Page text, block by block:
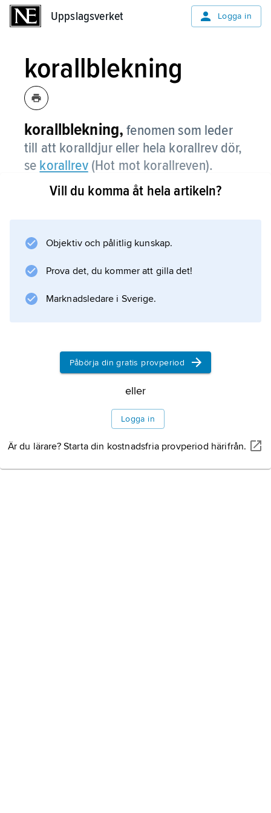
Uppslagsverket Logga in
korallblekning
korallblekning, fenomen som leder
till att koralldjur eller hela korallrev dör,
se korallrev(Hot mot korallreven).
Information om artikeln
Vill du komma åt hela artikeln?
Objektiv och pålitlig kunskap.
Prova det, du kommer att gilla det!
Marknadsledare i Sverige.
Påbörja din gratis provperiod
eller
Logga in
Är du lärare? Starta din kostnadsfria provperiod härifrån.